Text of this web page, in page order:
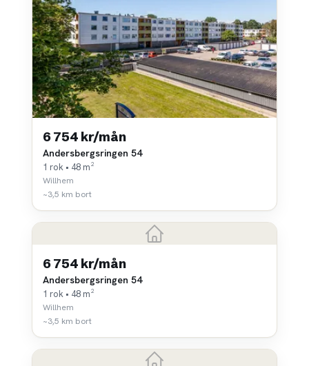
6 754 kr/mån
Andersbergsringen 54
1 rok • 48 m²
Willhem
~3,5 km bort
6 754 kr/mån
Andersbergsringen 54
1 rok • 48 m²
Willhem
~3,5 km bort